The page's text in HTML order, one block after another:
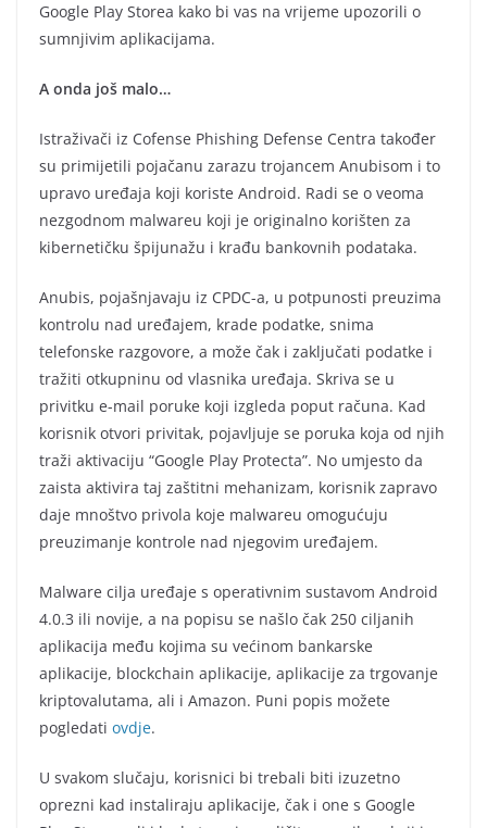
Google Play Storea kako bi vas na vrijeme upozorili o
sumnjivim aplikacijama.
A onda još malo…
Istraživači iz Cofense Phishing Defense Centra također
su primijetili pojačanu zarazu trojancem Anubisom i to
upravo uređaja koji koriste Android. Radi se o veoma
nezgodnom malwareu koji je originalno korišten za
kibernetičku špijunažu i krađu bankovnih podataka.
Anubis, pojašnjavaju iz CPDC-a, u potpunosti preuzima
kontrolu nad uređajem, krade podatke, snima
telefonske razgovore, a može čak i zaključati podatke i
tražiti otkupninu od vlasnika uređaja. Skriva se u
privitku e-mail poruke koji izgleda poput računa. Kad
korisnik otvori privitak, pojavljuje se poruka koja od njih
traži aktivaciju “Google Play Protecta”. No umjesto da
zaista aktivira taj zaštitni mehanizam, korisnik zapravo
daje mnoštvo privola koje malwareu omogućuju
preuzimanje kontrole nad njegovim uređajem.
Malware cilja uređaje s operativnim sustavom Android
4.0.3 ili novije, a na popisu se našlo čak 250 ciljanih
aplikacija među kojima su većinom bankarske
aplikacije, blockchain aplikacije, aplikacije za trgovanje
kriptovalutama, ali i Amazon. Puni popis možete
pogledati ovdje.
U svakom slučaju, korisnici bi trebali biti izuzetno
oprezni kad instaliraju aplikacije, čak i one s Google